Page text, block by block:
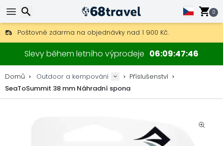
0
Poštovné zdarma na objednávky nad 1 900 Kč.
30 dní na vrácení, 90 dní na dřevěné mapy a dekorace.
Nejlepší ceny na outdoor vybavení a doplňky.
Slevy během letního výprodeje 06 09 47 45
Domů Outdoor a kempování
Příslušenství
SeaToSummit 38 mm Náhradní spona
Hledat